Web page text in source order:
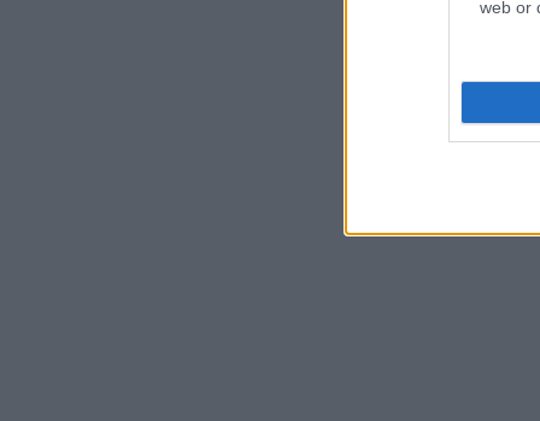
web or